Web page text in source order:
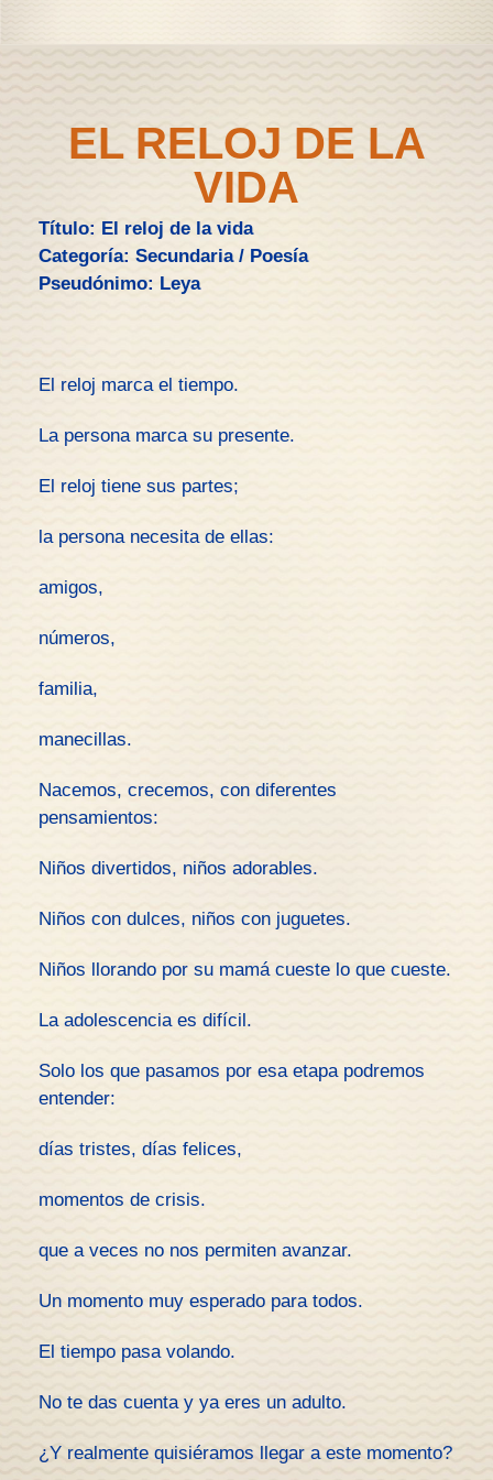
EL RELOJ DE LA
VIDA
Título: El reloj de la vida
Categoría: Secundaria / Poesía
Pseudónimo: Leya
El reloj marca el tiempo.
La persona marca su presente.
El reloj tiene sus partes;
la persona necesita de ellas:
amigos,
números,
familia,
manecillas.
Nacemos, crecemos, con diferentes
pensamientos:
Niños divertidos, niños adorables.
Niños con dulces, niños con juguetes.
Niños llorando por su mamá cueste lo que cueste.
La adolescencia es difícil.
Solo los que pasamos por esa etapa podremos
entender:
días tristes, días felices,
momentos de crisis.
que a veces no nos permiten avanzar.
Un momento muy esperado para todos.
El tiempo pasa volando.
No te das cuenta y ya eres un adulto.
¿Y realmente quisiéramos llegar a este momento?